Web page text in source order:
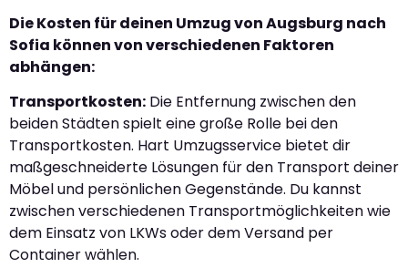
Die Kosten für deinen Umzug von Augsburg nach
Sofia können von verschiedenen Faktoren
abhängen:
Transportkosten: Die Entfernung zwischen den
beiden Städten spielt eine große Rolle bei den
Transportkosten. Hart Umzugsservice bietet dir
maßgeschneiderte Lösungen für den Transport deiner
Möbel und persönlichen Gegenstände. Du kannst
zwischen verschiedenen Transportmöglichkeiten wie
dem Einsatz von LKWs oder dem Versand per
Container wählen.